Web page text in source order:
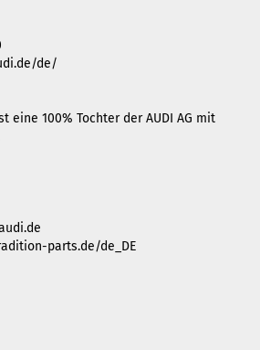
de/
eine 100% Tochter der AUDI AG mit
parts.de/de_DE